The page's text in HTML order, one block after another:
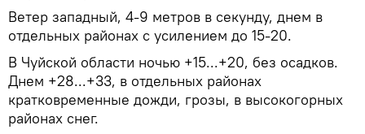
Ветер западный, 4-9 метров в секунду, днем в
отдельных районах с усилением до 15-20.
В Чуйской области ночью +15...+20, без осадков.
Днем +28...+33, в отдельных районах
кратковременные дожди, грозы, в высокогорных
районах снег.